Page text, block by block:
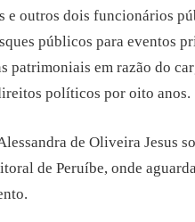
e outros dois funcionários
públicos para eventos
em razão do
políticos por oito anos.
de Oliveira Jesus
de Peruíbe, onde